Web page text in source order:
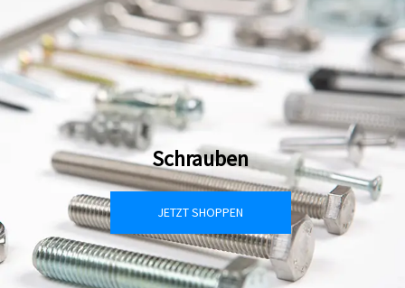
Schrauben
JETZT SHOPPEN